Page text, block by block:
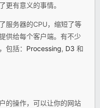
更有意义的事情。
服务器的CPU，缩短了等
供给每个客户端。有不少
包括： Processing, D3 和
的操作，可以让你的网站